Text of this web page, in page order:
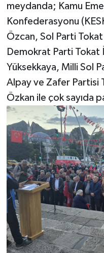
meydanda; Kamu
Konfederasyonu
Özcan, Sol Parti Tokat
Demokrat Parti Tokat
Yüksekkaya, Milli Sol
Alpay ve Zafer Partisi
Özkan ile çok sayıda